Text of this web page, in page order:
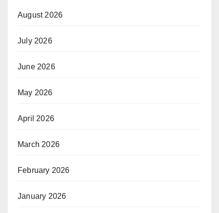
August 2026
July 2026
June 2026
May 2026
April 2026
March 2026
February 2026
January 2026